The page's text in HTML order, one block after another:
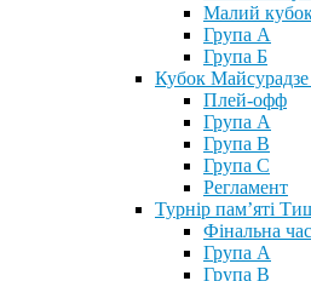
Малий
Група А
Група Б
Кубок
Плей-офф
Група А
Група В
Група С
Регламент
Турнір пам’яті
Фінальна
Група А
Група В